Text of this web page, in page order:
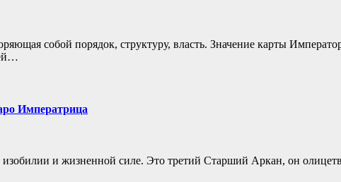
собой порядок, структуру, власть. Значение карты
Императрица
и жизненной силе. Это третий Старший Аркан, он